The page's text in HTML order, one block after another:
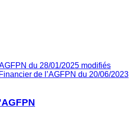
du 28/01/2025 modifiés
de l’AGFPN du 20/06/2023